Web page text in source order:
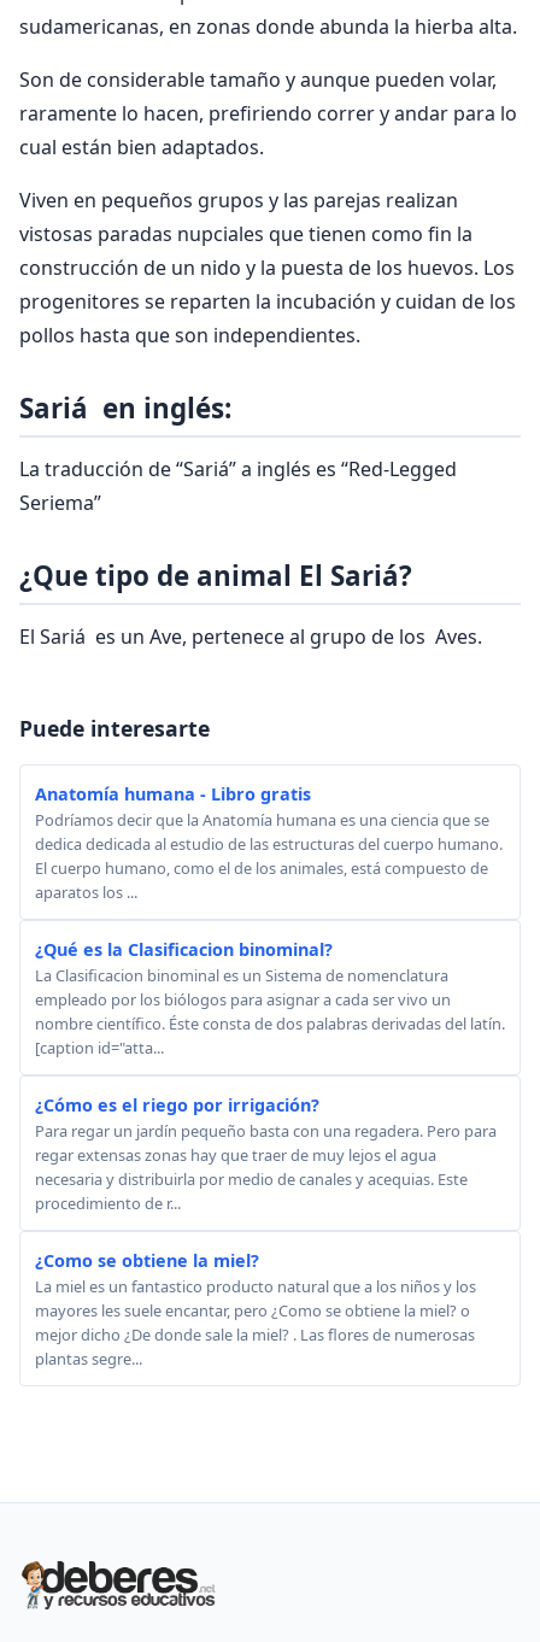
sudamericanas, en zonas donde abunda la hierba alta.
Son de considerable tamaño y aunque pueden volar,
raramente lo hacen, prefiriendo correr y andar para lo
cual están bien adaptados.
Viven en pequeños grupos y las parejas realizan
vistosas paradas nupciales que tienen como fin la
construcción de un nido y la puesta de los huevos. Los
progenitores se reparten la incubación y cuidan de los
pollos hasta que son independientes.
Sariá en inglés:
La traducción de “Sariá” a inglés es “Red-Legged
Seriema”
¿Que tipo de animal El Sariá?
El Sariá es un Ave, pertenece al grupo de los Aves.
Puede interesarte
Anatomía humana - Libro gratis
Podríamos decir que la Anatomía humana es una ciencia que se
dedica dedicada al estudio de las estructuras del cuerpo humano.
El cuerpo humano, como el de los animales, está compuesto de
aparatos los ...
¿Qué es la Clasificacion binominal?
La Clasificacion binominal es un Sistema de nomenclatura
empleado por los biólogos para asignar a cada ser vivo un
nombre científico. Éste consta de dos palabras derivadas del latín.
[caption id="atta...
¿Cómo es el riego por irrigación?
Para regar un jardín pequeño basta con una regadera. Pero para
regar extensas zonas hay que traer de muy lejos el agua
necesaria y distribuirla por medio de canales y acequias. Este
procedimiento de r...
¿Como se obtiene la miel?
La miel es un fantastico producto natural que a los niños y los
mayores les suele encantar, pero ¿Como se obtiene la miel? o
mejor dicho ¿De donde sale la miel? . Las flores de numerosas
plantas segre...